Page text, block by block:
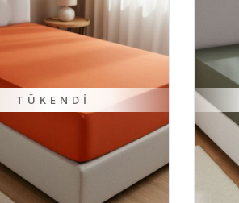
TÜKENDI